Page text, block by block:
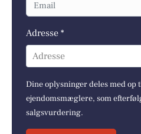
Adresse *
Adresse
Dine oplysninger deles med op
ejendomsmæglere, som
salgsvurdering.